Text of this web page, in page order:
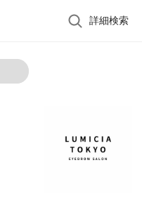
詳細検索